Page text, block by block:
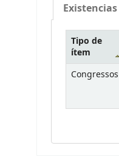
Existencias
Tipo de
ítem
Congressos